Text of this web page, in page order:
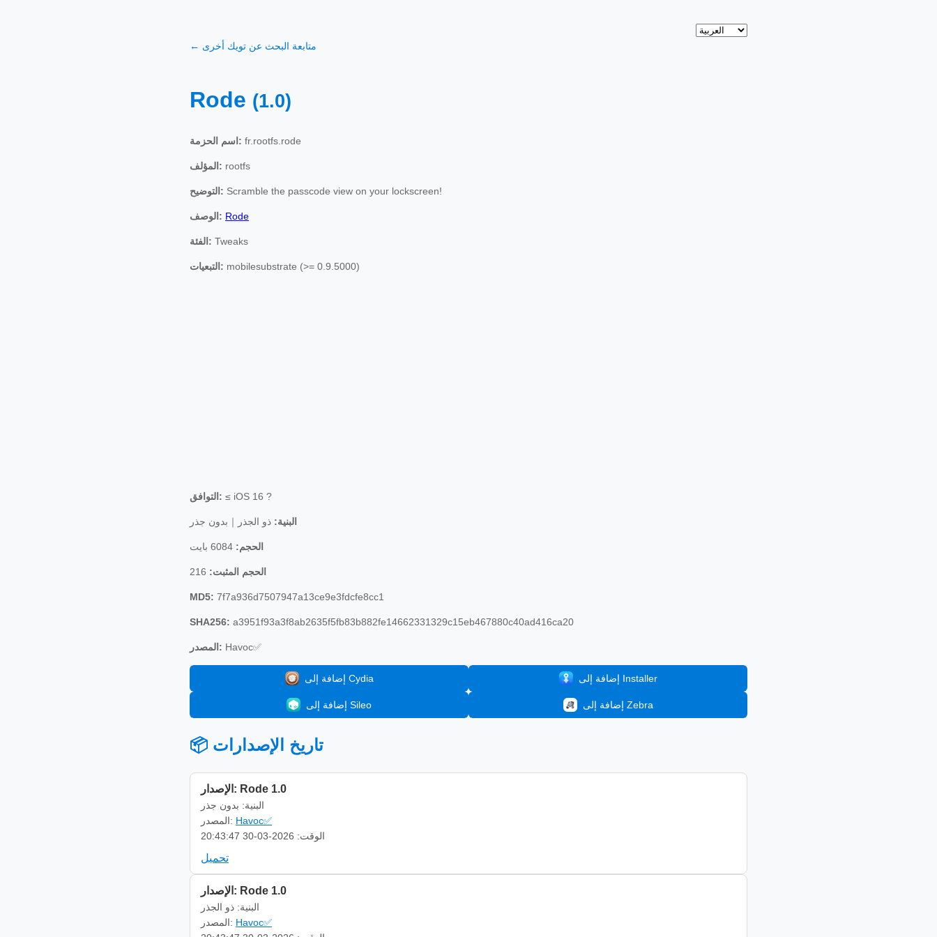
← متابعة البحث عن تويك أخرى
Rode (1.0)
اسم الحزمة: fr.rootfs.rode
المؤلف: rootfs
التوضيح: Scramble the passcode view on your lockscreen!
الوصف: Rode
الفئة: Tweaks
التبعيات: mobilesubstrate (>= 0.9.5000)
التوافق: ≤ iOS 16 ?
البنية: ذو الجذر｜بدون جذر
الحجم:
الحجم المثبت:
MD5: 7f7a936d7507947a13ce9e3fdcfe8cc1
SHA256: a3951f93a3f8ab2635f5fb83b882fe14662331329c15eb467880c40ad416ca20
المصدر: Havoc✅
إضافة إلى Cydia إضافة إلى Installer
إضافة إلى Sileo إضافة إلى Zebra
📦 تاريخ الإصدارات
الإصدار: Rode 1.0
البنية: بدون جذر
المصدر: Havoc✅
الوقت: 2026-03-30 20:43:47
تحميل
الإصدار: Rode 1.0
البنية: ذو الجذر
المصدر: Havoc✅